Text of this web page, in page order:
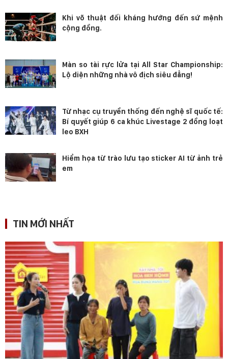
Khi võ thuật đối kháng hướng đến sứ mệnh
cộng đồng.
Màn so tài rực lửa tại All Star Championship:
Lộ diện những nhà vô địch siêu đẳng!
Từ nhạc cụ truyền thống đến nghệ sĩ quốc tế:
Bí quyết giúp 6 ca khúc Livestage 2 đồng loạt
leo BXH
Hiểm họa từ trào lưu tạo sticker AI từ ảnh trẻ
em
TIN MỚI NHẤT